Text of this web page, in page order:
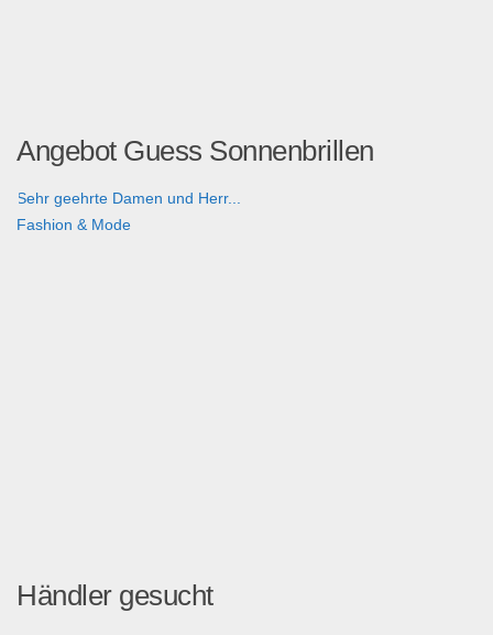
Angebot Guess Sonnenbrillen
Sehr geehrte Damen und Herr...
Fashion & Mode
Händler gesucht